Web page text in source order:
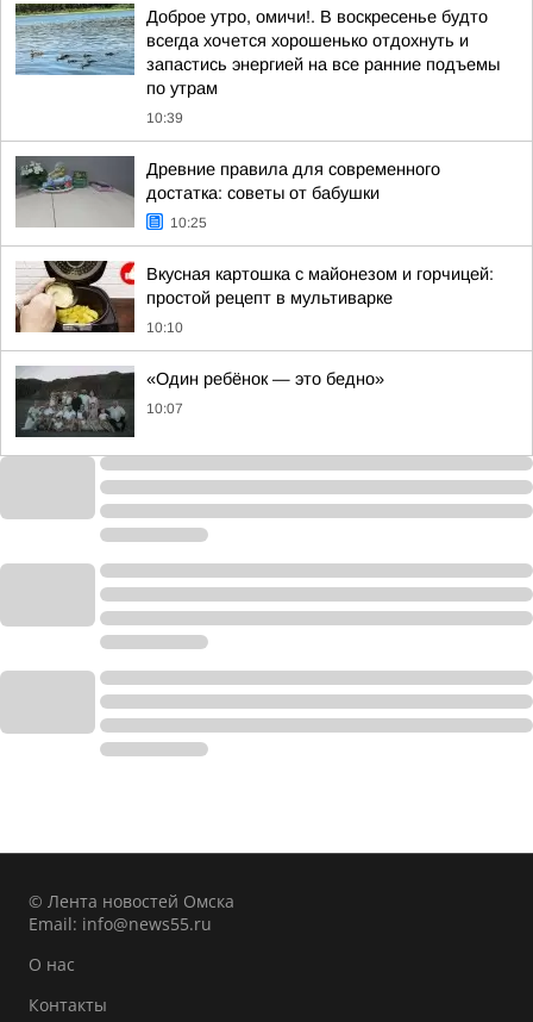
Доброе утро, омичи!. В воскресенье будто
всегда хочется хорошенько отдохнуть и
запастись энергией на все ранние подъемы
по утрам
10:39
Древние правила для современного
достатка: советы от бабушки
10:25
Вкусная картошка с майонезом и горчицей:
простой рецепт в мультиварке
10:10
«Один ребёнок — это бедно»
10:07
© Лента новостей Омска
Email: info@news55.ru
О нас
Контакты